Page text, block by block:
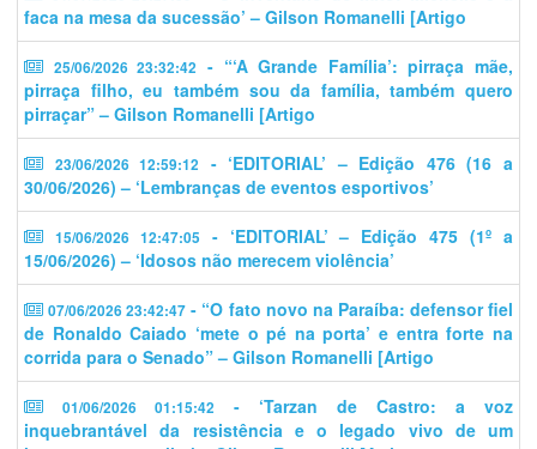
faca na mesa da sucessão’ – Gilson Romanelli [Artigo
25/06/2026 23:32:42 - “‘A Grande Família’: pirraça mãe,
pirraça filho, eu também sou da família, também quero
pirraçar” – Gilson Romanelli [Artigo
23/06/2026 12:59:12
- ‘EDITORIAL’ – Edição 476 (16 a
30/06/2026) – ‘Lembranças de eventos esportivos’
15/06/2026 12:47:05
- ‘EDITORIAL’ – Edição 475 (1º a
15/06/2026) – ‘Idosos não merecem violência’
07/06/2026 23:42:47 - “O fato novo na Paraíba: defensor fiel
de Ronaldo Caiado ‘mete o pé na porta’ e entra forte na
corrida para o Senado” – Gilson Romanelli [Artigo
01/06/2026 01:15:42
- ‘Tarzan de Castro: a voz
inquebrantável da resistência e o legado vivo de um